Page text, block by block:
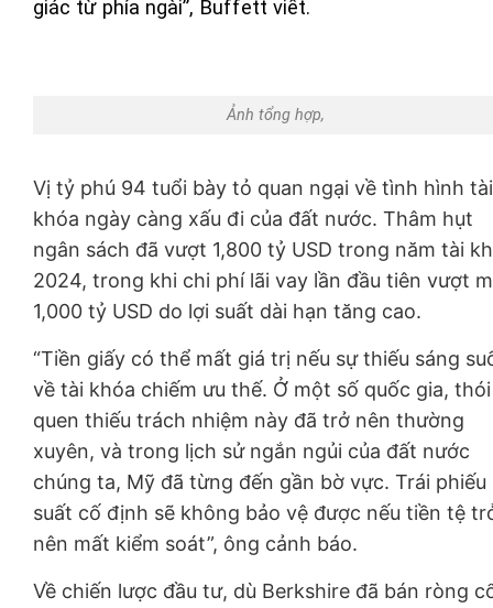
giác từ phía ngài”, Buffett viết.
Ảnh tổng hợp,
Vị tỷ phú 94 tuổi bày tỏ quan ngại về tình hình tài
khóa ngày càng xấu đi của đất nước. Thâm hụt
ngân sách đã vượt 1,800 tỷ USD trong năm tài
2024, trong khi chi phí lãi vay lần đầu tiên vượt
1,000 tỷ USD do lợi suất dài hạn tăng cao.
“Tiền giấy có thể mất giá trị nếu sự thiếu sáng
về tài khóa chiếm ưu thế. Ở một số quốc gia, thói
quen thiếu trách nhiệm này đã trở nên thường
xuyên, và trong lịch sử ngắn ngủi của đất nước
chúng ta, Mỹ đã từng đến gần bờ vực. Trái phiếu
suất cố định sẽ không bảo vệ được nếu tiền tệ
nên mất kiểm soát”, ông cảnh báo.
Về chiến lược đầu tư, dù Berkshire đã bán ròng